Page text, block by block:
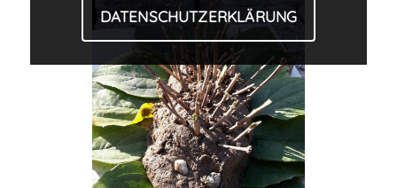
DATENSCHUTZERKLÄRUNG